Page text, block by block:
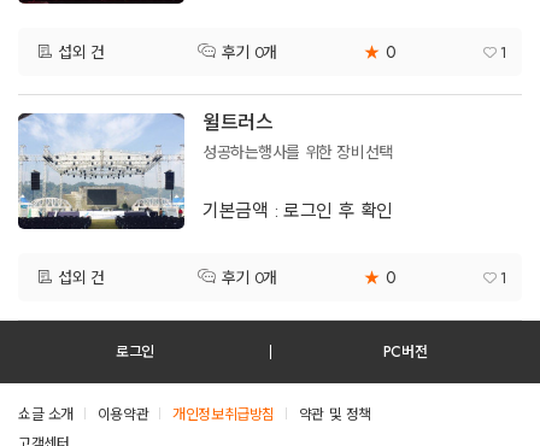
섭외 건 후기 0개 ★ 0 1
윌트러스
성공하는행사를 위한 장비선택
기본금액 : 로그인 후 확인
섭외 건 후기 0개 ★ 0 1
로그인 PC버전
쇼글 소개 이용약관 개인정보취급방침
약관 및 정책